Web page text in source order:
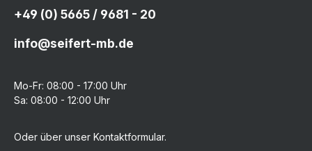
+49 (0) 5665 / 9681 - 20
info@seifert-mb.de
Mo-Fr: 08:00 - 17:00 Uhr
Sa: 08:00 - 12:00 Uhr
Oder über unser Kontaktformular.